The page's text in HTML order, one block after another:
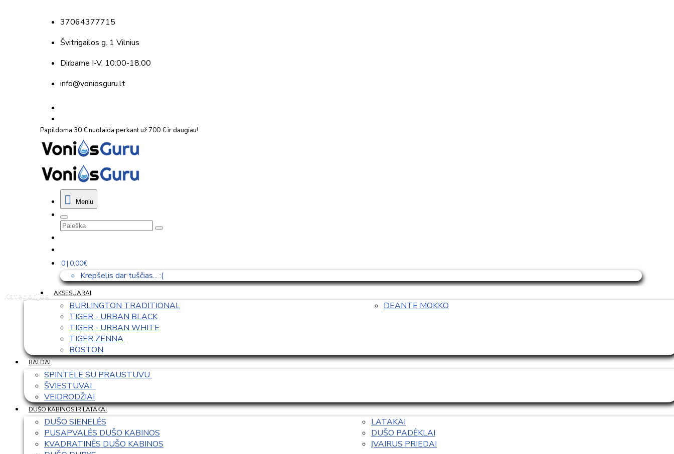
37064377715
Švitrigailos g. 1 Vilnius
Dirbame I-V, 10:00-18:00
info@voniosguru.lt
Papildoma 30 € nuolaida perkant už 700 € ir daugiau!
Meniu
0 | 0,00€
Krepšelis dar tuščias... :(
Kategorijos
AKSESUARAI
BURLINGTON TRADITIONAL
TIGER - URBAN BLACK
TIGER - URBAN WHITE
TIGER ZENNA
BOSTON
DEANTE MOKKO
BALDAI
SPINTELE SU PRAUSTUVU
ŠVIESTUVAI
VEIDRODŽIAI
DUŠO KABINOS IR LATAKAI
DUŠO SIENELĖS
PUSAPVALĖS DUŠO KABINOS
KVADRATINĖS DUŠO KABINOS
LATAKAI
DUŠO PADĖKLAI
ĮVAIRUS PRIEDAI